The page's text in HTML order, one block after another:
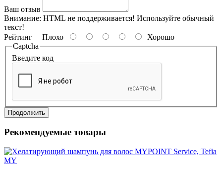
Ваш отзыв
Внимание: HTML не поддерживается! Используйте обычный
текст!
Рейтинг Плохо
Хорошо
Captcha
Введите код
Продолжить
Рекомендуемые товары